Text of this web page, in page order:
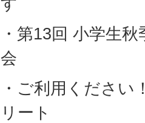
・第13回 小学生
会
・ご利用くださ
リート